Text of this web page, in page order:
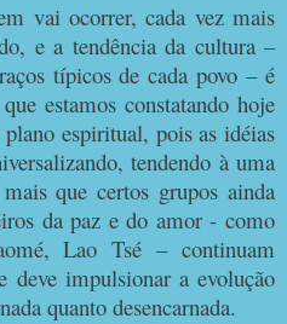
vai ocorrer, cada vez mais
e a tendência da cultura –
típicos de cada povo – é
estamos constatando hoje
espiritual, pois as idéias
tendendo à uma
que certos grupos ainda
da paz e do amor - como
Lao Tsé – continuam
deve impulsionar a evolução
quanto desencarnada.